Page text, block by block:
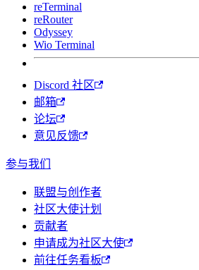
reTerminal
reRouter
Odyssey
Wio Terminal
Discord 社区
邮箱
论坛
意见反馈
参与我们
联盟与创作者
社区大使计划
贡献者
申请成为社区大使
前往任务看板